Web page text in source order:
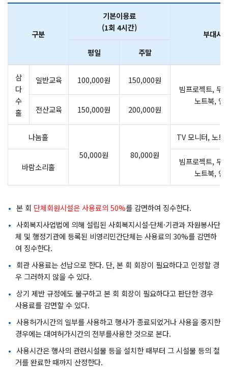
구분
기본이용료
(1회 4시간)
부대시
평일
주말
삼
다
수
홀
일반교육 100,000원
150,000원
빔프로젝트, 무
노트북, 인
전산교육
150,000원 200,000원
나눔홀
50,000원
80,000원
TV 모니터, 노트
바람소리홀
빔프로젝트, 무
노트북, 인
본 회 단체회원시설은 사용료의 50%를 감면하여 징수한다.
사회복지사업법에 의해 설립된 사회복지시설·단체·기관과 자원봉사단
체 및 행정기관에 등록된 비영리민간단체는 사용료의 30%를 감면하
여 징수한다.
회관 사용료는 선납으로 한다. 단, 본 회 회장이 필요하다고 인정할 경
우 그러하지 않을 수 있다.
상기 제반 규정에도 불구하고 본 회 회장이 필요하다고 판단한 경우
사용료를 감면할 수 있다.
사용허가시간의 일부를 사용하고 행사가 종료되었거나 사용을 중지한
경우에는 대여허가시간의 전부를사용한 것으로 본다.
사용시간은 행사의 관련시설물 등을 설치한 때부터 그 시설물 등의 철
거를 완료한 때까지 산정한다.